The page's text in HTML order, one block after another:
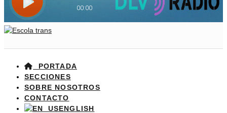
PORTADA
SECCIONES
SOBRE NOSOTROS
CONTACTO
ENGLISH